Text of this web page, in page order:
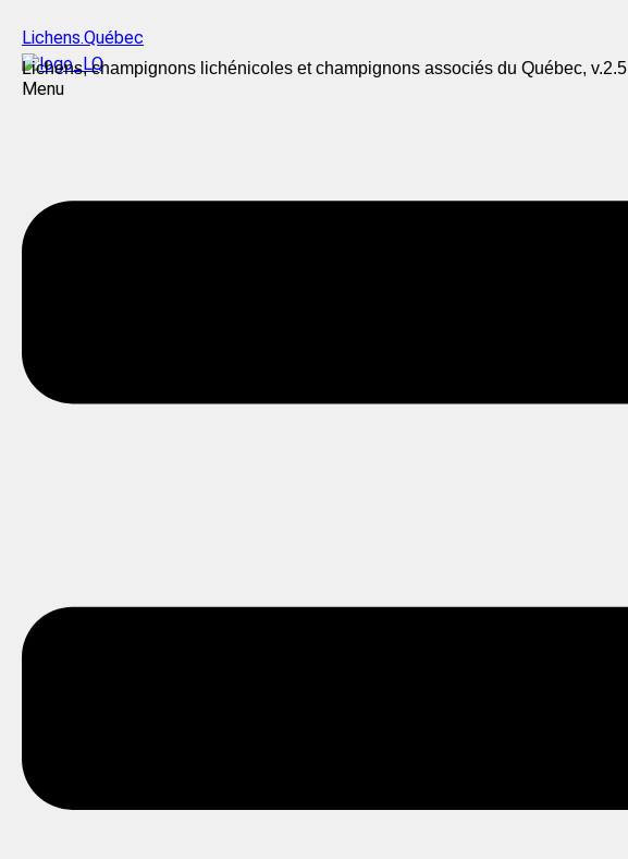
Lichens.Québec
Lichens, champignons lichénicoles et champignons associés du Québec, v.2.5
Menu